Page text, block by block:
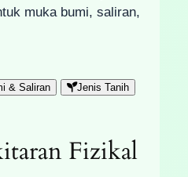
muka bumi, saliran,
& Saliran
Jenis Tanih
Fizikal